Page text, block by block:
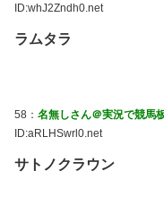
ID:whJ2Zndh0.net
ラムタラ
58： 名無しさん＠実況で競馬
ID:aRLHSwrl0.net
サトノクラウン